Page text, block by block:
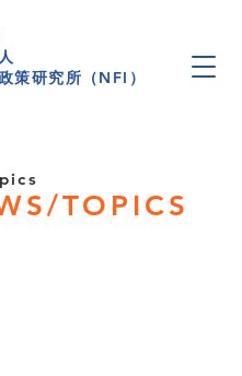
策研究所（NFI）
TOPICS